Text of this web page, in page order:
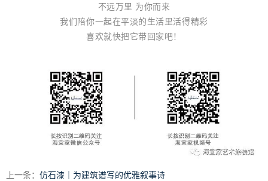
不远万里 为你而来
我们陪你一起在平淡的生活里活得精彩
喜欢就快把它带回家吧！
上一条： 仿石漆｜为建筑谱写的优雅叙事诗